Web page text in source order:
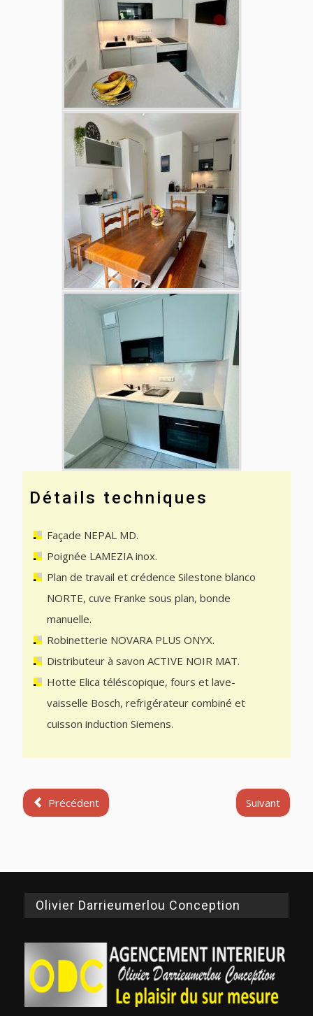
Détails techniques
Façade NEPAL MD.
Poignée LAMEZIA inox.
Plan de travail et crédence Silestone blanco
NORTE, cuve Franke sous plan, bonde
manuelle.
Robinetterie NOVARA PLUS ONYX.
Distributeur à savon ACTIVE NOIR MAT.
Hotte Elica téléscopique, fours et lave-
vaisselle Bosch, refrigérateur combiné et
cuisson induction Siemens.
Précédent Suivant
Olivier Darrieumerlou Conception